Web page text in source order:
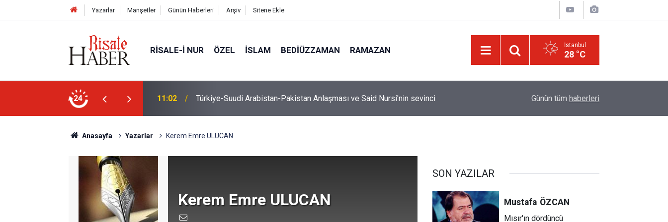
Yazarlar Manşetler Günün Haberleri Arşiv Sitene Ekle
RISALE-I NUR ÖZEL İSLAM BEDIÜZZAMAN RAMAZAN İstanbul
28 °C
24
Anlaşması ve Said Nursi'nin sevinci 10:22 İmamdan, hutbe sırasında telefonla oynayan cemaate tepki: Aşağı ineceğim! Güneş'ten 30 kat büyük dev bir yıldızın ölümü
Günün tüm haberleri
Anasayfa Yazarlar Kerem Emre ULUCAN
Kerem Emre ULUCAN
SON YAZILAR
Mustafa ÖZCAN
Mısır'ın dördüncü